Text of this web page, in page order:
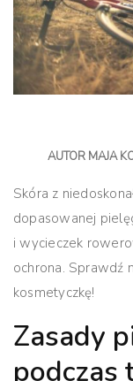
AUTOR MAJA
Skóra z
dopasowanej
i wycieczek
ochrona. Sprawdź
kosmetyczkę!
Zasady
podczas